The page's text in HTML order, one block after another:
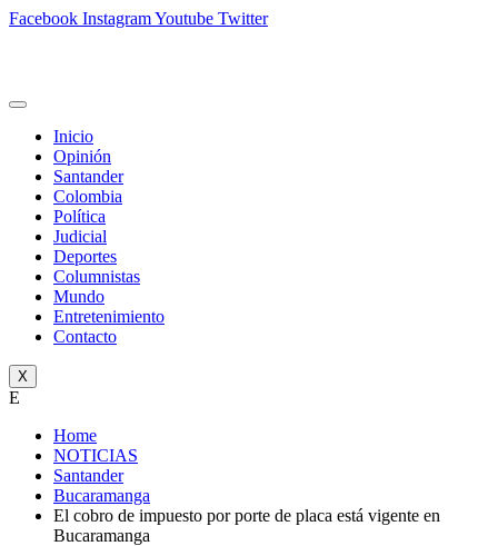
Facebook InstagramYoutube Twitter
Inicio
Opinión
Santander
Colombia
Política
Judicial
Deportes
Columnistas
Mundo
Entretenimiento
Contacto
X
E
Home
NOTICIAS
Santander
Bucaramanga
El cobro de impuesto por porte de placa está vigente en
Bucaramanga